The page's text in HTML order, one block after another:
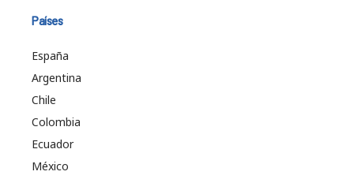
Países
España
Argentina
Chile
Colombia
Ecuador
México